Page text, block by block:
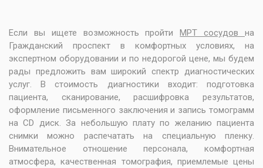
Если вы ищете возможность пройтиМРТ сосудовна
Гражданский проспект в комфортных условиях, на
экспертном оборудовании и по недорогой цене, мы будем
рады предложить вам широкий спектр диагностических
услуг. В стоимость диагностики входит: подготовка
пациента, сканирование, расшифровка результатов,
оформление письменного заключения и запись томограмм
на CD диск. За небольшую плату по желанию пациента
снимки можно распечатать на специальную пленку.
Внимательное отношение персонала, комфортная
атмосфера, качественная томография, приемлемые цены